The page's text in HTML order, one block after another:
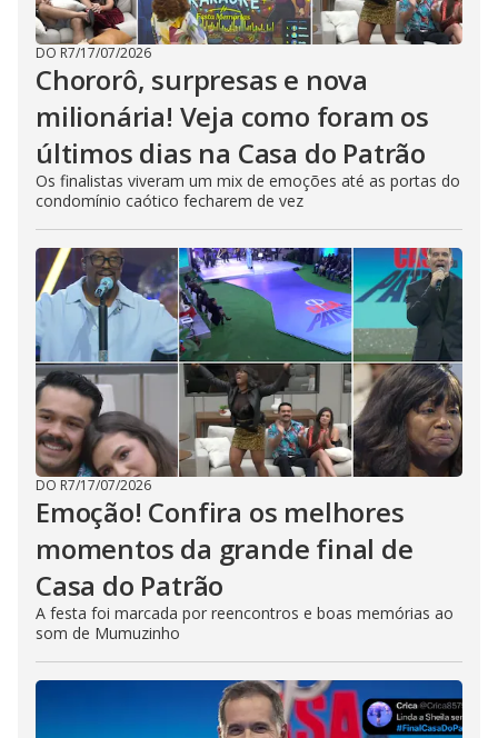
DO R7/17/07/2026
Chororô, surpresas e nova
milionária! Veja como foram os
últimos dias na Casa do Patrão
Os finalistas viveram um mix de emoções até as portas do
condomínio caótico fecharem de vez
DO R7/17/07/2026
Emoção! Confira os melhores
momentos da grande final de
Casa do Patrão
A festa foi marcada por reencontros e boas memórias ao
som de Mumuzinho